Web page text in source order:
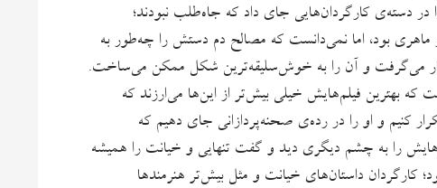
دسته‌ی کارگردان‌هایی جای داد که جاه‌طلب نبودند؛
ماهری بود، اما نمی‌دانست که مصالح دم دستش را چه‌طور به
می‌‌گرفت و آن را به خوش‌سلیقه‌ترین شکل ممکن می‌ساخت.
که بهترین فیلم‌هایش خیلی بیش‌تر از این‌ها می‌ارزند که
کنیم و او را در رده‌ی صحنه‌پردازانی جای دهیم که
را به چشم دیگری دید و گفت تنهایی و خیانت را همیشه
کارگردان داستان‌های خیانت و مثل بیش‌تر هنرمندها